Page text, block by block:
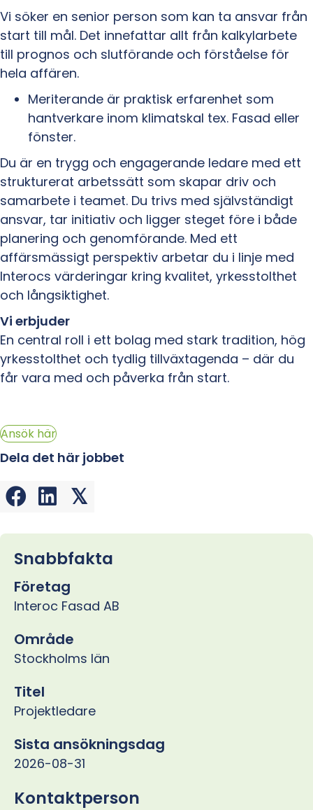
Vi söker en senior person som kan ta ansvar från
start till mål. Det innefattar allt från kalkylarbete
till prognos och slutförande och förståelse för
hela affären.
Meriterande är praktisk erfarenhet som
hantverkare inom klimatskal tex. Fasad eller
fönster.
Du är en trygg och engagerande ledare med ett
strukturerat arbetssätt som skapar driv och
samarbete i teamet. Du trivs med självständigt
ansvar, tar initiativ och ligger steget före i både
planering och genomförande. Med ett
affärsmässigt perspektiv arbetar du i linje med
Interocs värderingar kring kvalitet, yrkesstolthet
och långsiktighet.
Vi erbjuder
En central roll i ett bolag med stark tradition, hög
yrkesstolthet och tydlig tillväxtagenda – där du
får vara med och påverka från start.
Ansök här
Dela det här jobbet
𝕏
Snabbfakta
Företag
Interoc Fasad AB
Område
Stockholms län
Titel
Projektledare
Sista ansökningsdag
2026-08-31
Kontaktperson